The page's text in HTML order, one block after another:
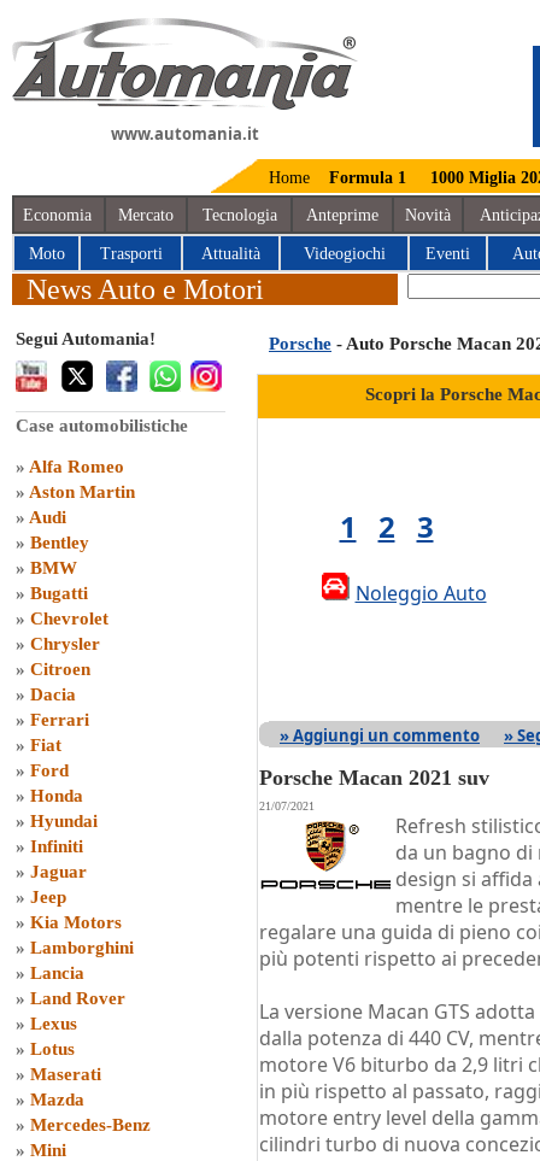
www.automania.it
Home Formula 1 1000 Miglia
Economia Mercato Tecnologia Anteprime Novità
Moto Trasporti Attualità Videogiochi Eventi
News Auto e Motori
Segui Automania!
Case automobilistiche
» Alfa Romeo
» Aston Martin
» Audi
» Bentley
» BMW
» Bugatti
» Chevrolet
» Chrysler
» Citroen
» Dacia
» Ferrari
» Fiat
» Ford
» Honda
» Hyundai
» Infiniti
» Jaguar
» Jeep
» Kia Motors
» Lamborghini
» Lancia
» Land Rover
» Lexus
» Lotus
» Maserati
» Mazda
» Mercedes-Benz
» Mini
Porsche - Auto Porsche Macan
Scopri la Porsche
1 2 3
Noleggio Auto
» Aggiungi un commento »
Porsche Macan 2021 suv
21/07/2021
Refresh
da un bagno di
design si affida
mentre le
regalare una guida di pieno
più potenti rispetto ai
La versione Macan GTS
dalla potenza di 440 CV,
motore V6 biturbo da 2,9 litri
in più rispetto al passato,
motore entry level della
cilindri turbo di nuova